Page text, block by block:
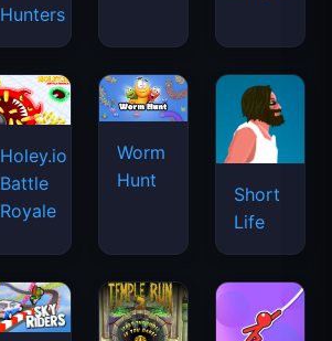
Hunters
Holey.io
Battle
Royale
Worm
Hunt
Short
Life